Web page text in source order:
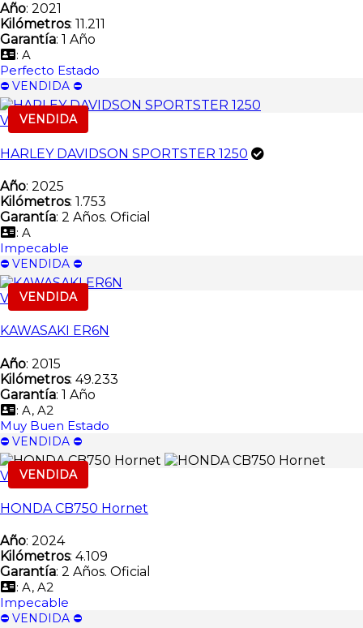
Año: 2021
Kilómetros: 11.211
Garantía: 1 Año
: A
Perfecto Estado
⛔️ VENDIDA ⛔️
VENDIDA
Vendida
HARLEY DAVIDSON SPORTSTER 1250
Año: 2025
Kilómetros: 1.753
Garantía: 2 Años. Oficial
: A
Impecable
⛔️ VENDIDA ⛔️
VENDIDA
Vendida
KAWASAKI ER6N
Año: 2015
Kilómetros: 49.233
Garantía: 1 Año
: A, A2
Muy Buen Estado
⛔️ VENDIDA ⛔️
VENDIDA
Vendida
HONDA CB750 Hornet
Año: 2024
Kilómetros: 4.109
Garantía: 2 Años. Oficial
: A, A2
Impecable
⛔️ VENDIDA ⛔️